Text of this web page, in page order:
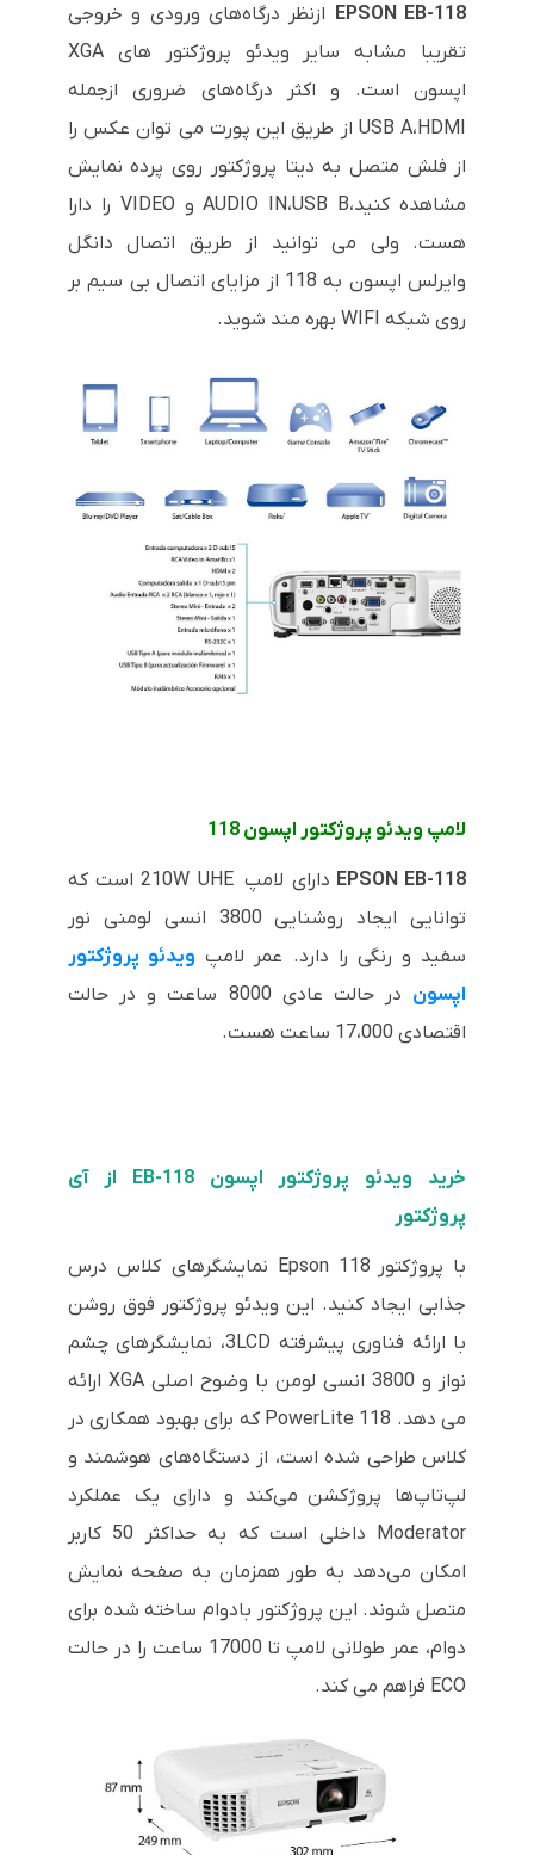
EPSON EB-118 ازنظر درگاه‌های ورودی و خروجی
تقریبا مشابه سایر ویدئو پروژکتور های XGA
اپسون است. و اکثر درگاه‌های ضروری ازجمله
HDMI،USB A از طریق این پورت می توان عکس را
از فلش متصل به دیتا پروژکتور روی پرده نمایش
مشاهده کنید،USB B،AUDIO INو VIDEO را دارا
هست. ولی می توانید از طریق اتصال دانگل
وایرلس اپسون به 118 از مزایای اتصال بی سیم بر
روی شبکه WIFI بهره مند شوید.
لامپ ویدئو پروژکتور اپسون 118
EPSON EB-118 دارای لامپ 210W UHEاست که
توانایی ایجاد روشنایی 3800 انسی لومنی نور
سفید و رنگی را دارد. عمر لامپ ویدئو پروژکتور
اپسون
در حالت عادی 8000 ساعت و در حالت
اقتصادی 17،000 ساعت هست.
خرید ویدئو پروژکتور اپسون EB-118 از آی
پروژکتور
با پروژکتور Epson 118 نمایشگرهای کلاس درس
جذابی ایجاد کنید. این ویدئو پروژکتور فوق روشن
با ارائه فناوری پیشرفته 3LCD، نمایشگرهای چشم
نواز و 3800 انسی لومن با وضوح اصلی XGA ارائه
می دهد. PowerLite 118 که برای بهبود همکاری در
کلاس طراحی شده است، از دستگاه‌های هوشمند و
لپ‌تاپ‌ها پروژکشن می‌کند و دارای یک عملکرد
Moderator داخلی است که به حداکثر 50 کاربر
امکان می‌دهد به طور همزمان به صفحه نمایش
متصل شوند. این پروژکتور بادوام ساخته شده برای
دوام، عمر طولانی لامپ تا 17000 ساعت را در حالت
ECO فراهم می کند.